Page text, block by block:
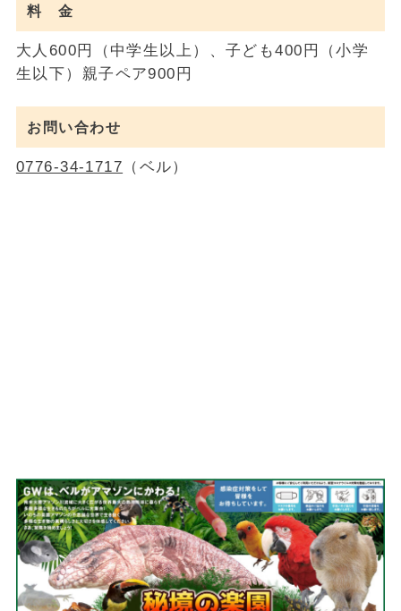
料 金
大人600円（中学生以上）、子ども400円（小学
生以下）親子ペア900円
お問い合わせ
0776-34-1717 （ベル）